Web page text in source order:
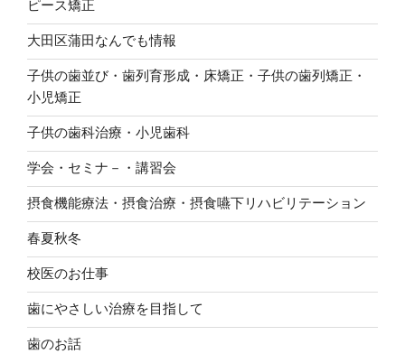
ピース矯正
大田区蒲田なんでも情報
子供の歯並び・歯列育形成・床矯正・子供の歯列矯正・
小児矯正
子供の歯科治療・小児歯科
学会・セミナ－・講習会
摂食機能療法・摂食治療・摂食嚥下リハビリテーション
春夏秋冬
校医のお仕事
歯にやさしい治療を目指して
歯のお話